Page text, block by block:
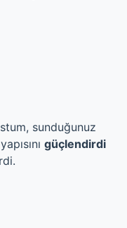
sunduğunuz
güçlendirdi